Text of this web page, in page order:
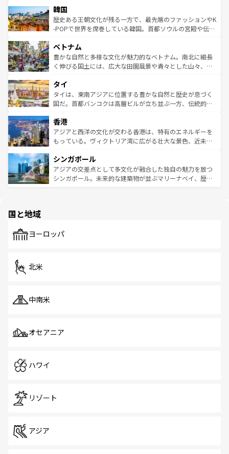
ワイを、存分に味わってほしい。 なお、新着のハワイ情報
はコンテンツ一覧を参照してほしい。
いる。アクティビティも充実しており、サーフィンやダイ
ビング、ハイキングなど、アウトドア好きにはたまらな
い。オーストラリアの多彩な魅力を存分に味わいつくそ
参照してほしい。
ン）、静ひつな山岳地帯である台湾東部など、都市の喧騒
と山間の静けさが共存しており、訪れる人に新しい発見と
驚きをもたらしてくれる。また、奥深い台湾の食文化も魅
容にもいいと評判のスイーツなど、バラエティ豊かな料理
が味わえる。 なお、新着の台湾情報は コンテンツ一覧を参
照してほしい。
韓国
歴史ある王朝文化が残る一方で、最先端のファッションやK
-POPで世界を席巻している韓国。首都ソウルの宮殿や伝統
き、地方に足を延ばせば四季折々の自然美を楽しむことが
できる。そして、キムチや焼肉、絶品のストリートフード
まで、さまざまな韓国料理が待っている。夜には、韓国な
リティに包まれながら、韓国の多彩な魅力を心ゆくまで味
わってみてほしい。 なお、新着の韓国情報はコンテンツ一
覧を参照してほしい。
ベトナム
豊かな自然と多様な文化が魅力的なベトナム。南北に細長
く伸びる国土には、広大な田園風景や青々とした山々、世
急速な発展と共に伝統が息づく。ハノイの古い町並みやホ
ーチミン市のフランス統治時代の建物も、独特の雰囲気を
醸し出している。また、バラエティの豊かさとおいしさで
とつ。フォーやバインミー、ベトナムコーヒーなどは、ぜ
ひ現地で味わいたい。どの地域を訪れてもあたたかい人々
が旅行者を迎えてくれるので、きっと忘れられない旅にな
参照してほしい。
タイ
タイは、東南アジアに位置する豊かな自然と歴史が息づく
国だ。首都バンコクは高層ビルが立ち並ぶ一方、伝統的な
の活気が交差している。北部ではチェンマイなどの山岳地
帯で自然と触れ合い、南部ではプーケットやクラビの美し
いビーチでリゾート気分を楽しむことができる。タイ料理
激する。気候は一年中温暖で、どの季節にも異なる楽しみ
が待っている。親しみやすいタイの人々、仏教を中心とし
た文化、そして多様な観光資源が、訪れる旅人を魅了し続
香港
アジアと西洋の文化が交わる香港は、特有のエネルギーを
もっている。ヴィクトリア湾に広がる壮大な景色、近未来
み、どこを訪れても感動するはず。観光スポットが密集し
ており、効率よく見どころを回れるのも魅力。息をのむよ
うな絶景から文化的な体験まで、香港を存分に楽しみ尽く
シンガポール
アジアの交差点として多文化が融合した独自の魅力を放つ
シンガポール。未来的な建築物が並ぶマリーナベイ、歴史
で、ホーカーズは地元の風情を楽しめる外せないスポット
国と地域
ヨーロッパ
北米
中南米
オセアニア
ハワイ
リゾート
アジア